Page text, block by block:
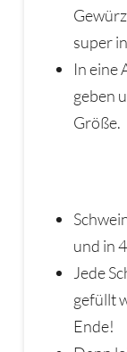
super
In eine
geben
Größe.
und in
Jede
gefüllt
Ende!